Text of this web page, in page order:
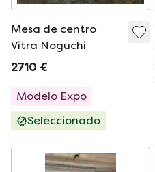
Mesa de centro
Vitra Noguchi
2710 €
Modelo Expo
Seleccionado